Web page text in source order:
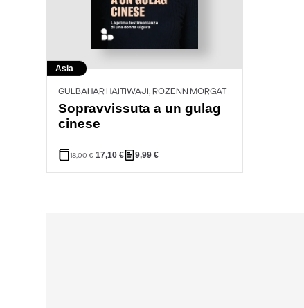
Asia
GULBAHAR HAITIWAJI, ROZENN MORGAT
Sopravvissuta a un gulag
cinese
18,00€ 17,10 € 9,99€